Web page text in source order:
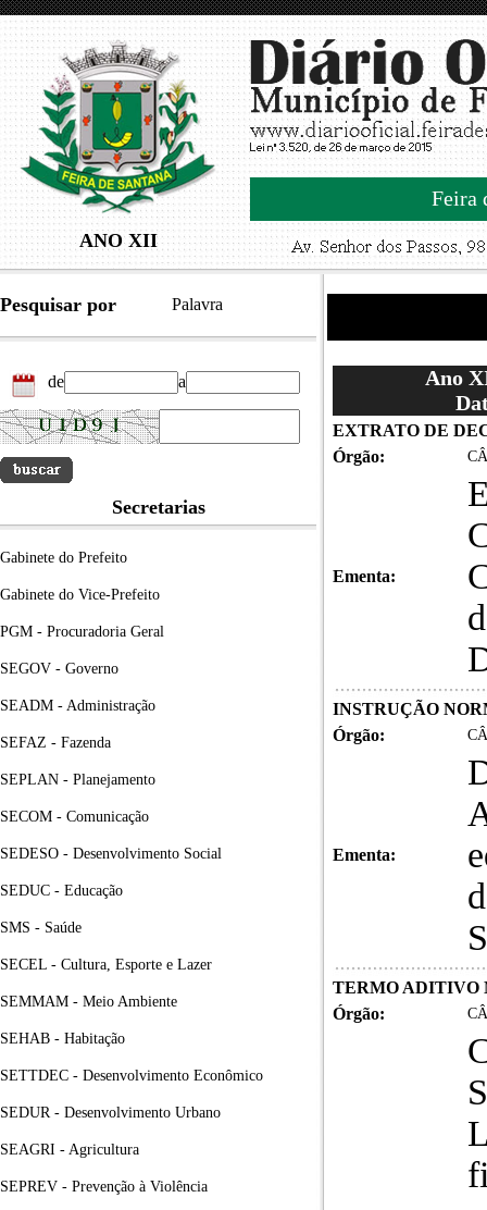
ANO XII
Feira
Pesquisar por Palavra
de a
Secretarias
Gabinete do Prefeito
Gabinete do Vice-Prefeito
PGM - Procuradoria Geral
SEGOV - Governo
SEADM - Administração
SEFAZ - Fazenda
SEPLAN - Planejamento
SECOM - Comunicação
SEDESO - Desenvolvimento Social
SEDUC - Educação
SMS - Saúde
SECEL - Cultura, Esporte e Lazer
SEMMAM - Meio Ambiente
SEHAB - Habitação
SETTDEC - Desenvolvimento Econômico
SEDUR - Desenvolvimento Urbano
SEAGRI - Agricultura
SEPREV - Prevenção à Violência
Ano
EXTRATO DE
Órgão:
Ementa:
INSTRUÇÃO
Órgão:
Ementa:
TERMO ADITIVO
Órgão: